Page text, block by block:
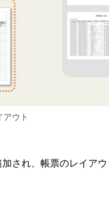
アウト
され、帳票のレイア